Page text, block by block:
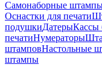
Самонаборные
Оснастки для печати
подушкиДатерыКассы
печатиНумераторы
штамповНастольные
штампы